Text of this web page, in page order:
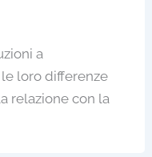
a
loro differenze
relazione con la